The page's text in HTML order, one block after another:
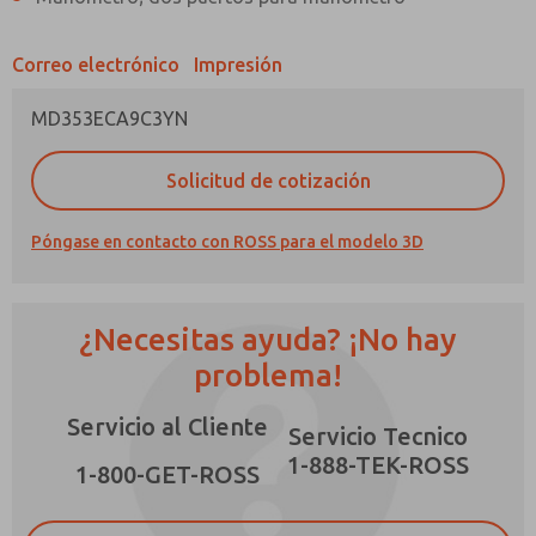
Correo electrónico Impresión
MD353ECA9C3YN
Solicitud de cotización
Póngase en contacto con ROSS para el modelo 3D
¿Necesitas ayuda? ¡No hay
problema!
Servicio al Cliente
1-800-GET-ROSS
Servicio Tecnico
1-888-TEK-ROSS
¿Método de Contacto Preferido?
Correo Electrónico
Teléfono
Envíenme actualizaciones periódicas sobre
*Sí, he leído la política de privacidad y acepto
que los datos que proporcione se recopilarán
y almacenarán electrónicamente. Mis datos se
destinados a procesar y responder a mi
solicitud. Al enviar el formulario de contacto,
acepto el procesamiento.
×